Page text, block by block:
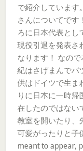
で紹介しています
さんについてです
ろに日本代表とし
現役引退を発表さ
なります！ なの
紀はさげまんでバ
供はドイツで生ま
りに日本に一時帰
在したのではない
教室を開いたり、
可愛がったりと子
meant to appear,